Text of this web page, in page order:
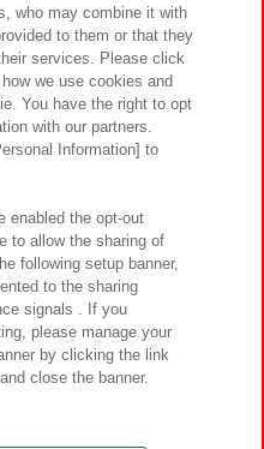
ティ サイトポリシー
クセシビリティ方針と検証結果
よくあるご質問・お問い合わせ
Inc.
Lab Inc.
who may combine it with
to them or that they
services. Please click
we use cookies and
You have the right to opt
with our partners.
Information] to
enabled the opt-out
to allow the sharing of
following setup banner,
to the sharing
signals . If you
please manage your
by clicking the link
close the banner.